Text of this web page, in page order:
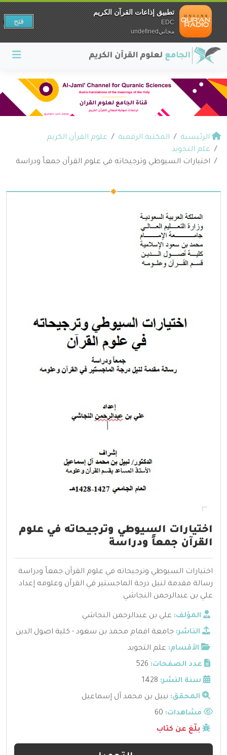
الرئيسية المكتبة الرقمية
علوم القرآن الكريم
علم التجويد
اختيارات السيوطي وترجيحاته في علوم القرآن جمعاً ودراسة
اختيارات السيوطي وترجيحاته في علوم
القرآن جمعاً ودراسة
اختيارات السيوطي وترجيحاته في علوم القرآن جمعاً ودراسة
رسالة مقدمة لنيل درجة الماجستير في القرآن وعلومه إعداد
علي بن عبدالرحمن النجاشي
المؤلف: علي بن عبدالرحمن النجاشي
الناشر: جامعة افمام محمد بن سغود - كلية اصول الدين
الأقسام: علم التجويد
عدد الصفحات: 526
سنة النشر: 1428
المحقق: نبيل بن محمد آل إسماعيل
مشاهدات:
بلّغ عن كتاب
تطبيق إذاعات القرآن الكريم
EDC
مجانيundefined
فتح